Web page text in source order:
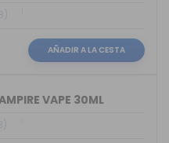
AÑADIR A LA CESTA
VAPE 30ML